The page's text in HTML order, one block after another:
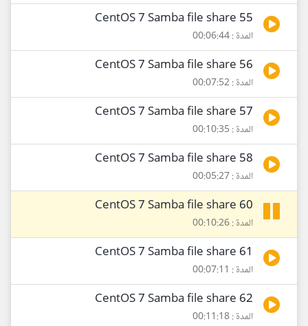
55 CentOS 7 Samba file share
المدة : 00:06:44
56 CentOS 7 Samba file share
المدة : 00:07:52
57 CentOS 7 Samba file share
المدة : 00:10:35
58 CentOS 7 Samba file share
المدة : 00:05:27
60 CentOS 7 Samba file share
المدة : 00:10:26
61 CentOS 7 Samba file share
المدة : 00:07:11
62 CentOS 7 Samba file share
المدة : 00:11:18